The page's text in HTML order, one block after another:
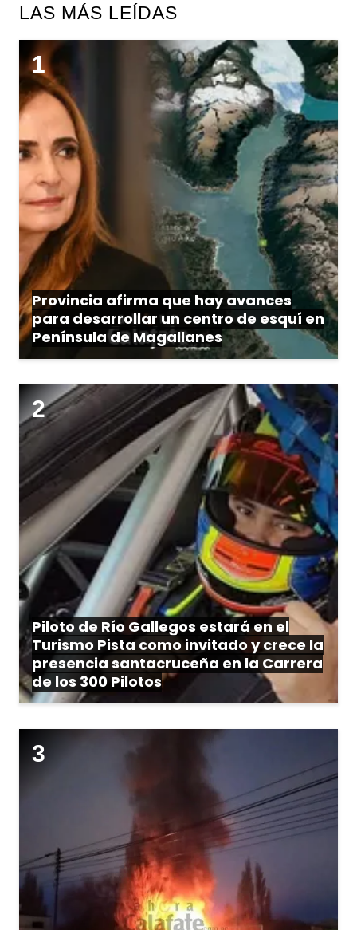
LAS MÁS LEÍDAS
Provincia afirma que hay avances
para desarrollar un centro de esquí en
Península de Magallanes
Piloto de Río Gallegos estará en el
Turismo Pista como invitado y crece la
presencia santacruceña en la Carrera
de los 300 Pilotos